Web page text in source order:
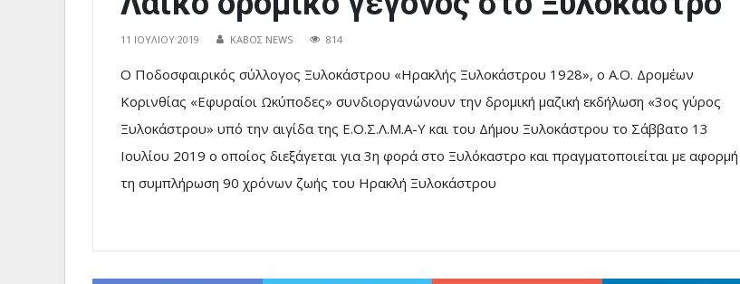
11 ΙΟΥΛΊΟΥ 2019 ΚΑΒΟΣ NEWS 814
Ο Ποδοσφαιρικός σύλλογος Ξυλοκάστρου «Ηρακλής Ξυλοκάστρου 1928», ο Α.Ο. Δρομέων
Κορινθίας «Εφυραίοι Ωκύποδες» συνδιοργανώνουν την δρομική μαζική εκδήλωση «3ος γύρος
Ξυλοκάστρου» υπό την αιγίδα της Ε.Ο.Σ.Λ.Μ.Α-Υ και του Δήμου Ξυλοκάστρου το Σάββατο 13
Ιουλίου 2019 ο οποίος διεξάγεται για 3η φορά στο Ξυλόκαστρο και πραγματοποιείται με αφορμή
τη συμπλήρωση 90 χρόνων ζωής του Ηρακλή Ξυλοκάστρου